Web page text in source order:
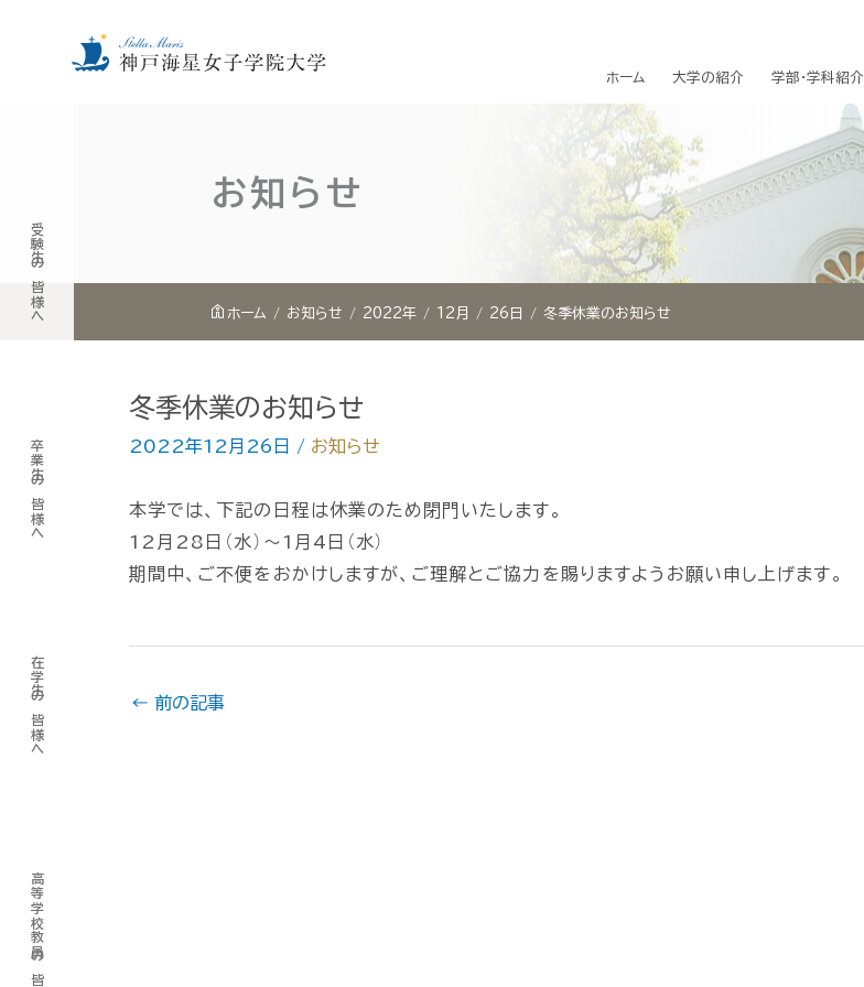
ホーム 大学の紹介 学部・学科紹介
受験生の皆様へ
卒業生の皆様へ
在学生の皆様へ
高等学校教員の皆様へ
お知らせ
ホーム お知らせ 2022年 12月 26日 冬季休業のお知らせ
冬季休業のお知らせ
2022年12月26日 / お知らせ
本学では、下記の日程は休業のため閉門いたします。
12月28日（水）～1月4日（水）
期間中、ご不便をおかけしますが、ご理解とご協力を賜りますようお願い申し上げます。
← 前の記事